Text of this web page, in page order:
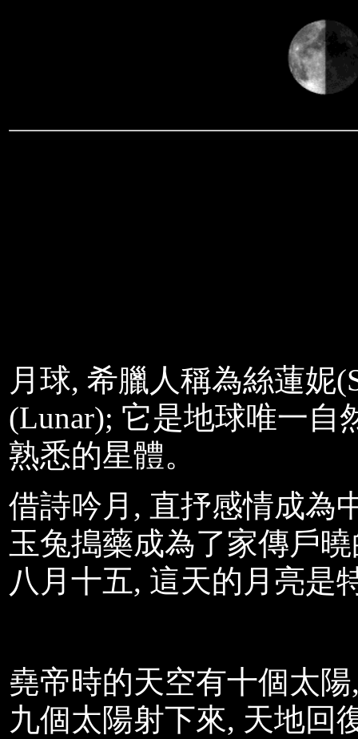
月球, 希臘人稱為絲蓮妮
(Lunar); 它是地球唯一自
熟悉的星體。
借詩吟月 , 直抒感情成為
玉兔搗藥成為了家傳戶
八月十五, 這天的月亮是
堯帝時的天空有十個太
九個太陽射下來, 天地回